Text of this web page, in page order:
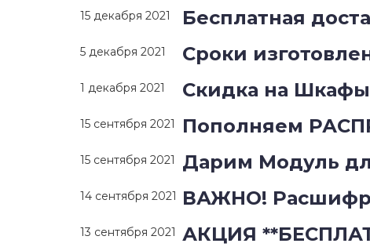
15 декабря 2021 Бесплатная
5 декабря 2021 Сроки
1 декабря 2021 Скидка на
15 сентября 2021 Пополняем
15 сентября 2021 Дарим Модуль
14 сентября 2021 ВАЖНО!
13 сентября 2021 АКЦИЯ